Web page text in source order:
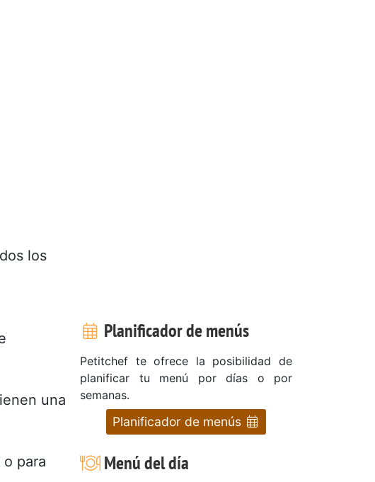
los
una
para
Planificador de menús
Petitchef te ofrece la posibilidad de
planificar tu menú por días o por
semanas.
Planificador de menús
Menú del día